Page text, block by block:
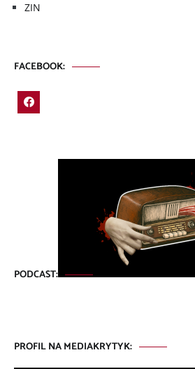
ZIN
FACEBOOK:
PODCAST:
PROFIL NA MEDIAKRYTYK: